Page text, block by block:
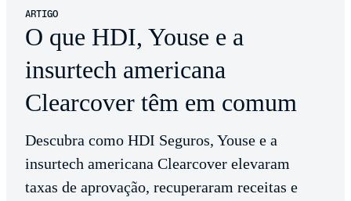
ARTIGO
O que HDI, Youse e a
insurtech americana
Clearcover têm em comum
Descubra como HDI Seguros, Youse e a
insurtech americana Clearcover elevaram
taxas de aprovação, recuperaram receitas e